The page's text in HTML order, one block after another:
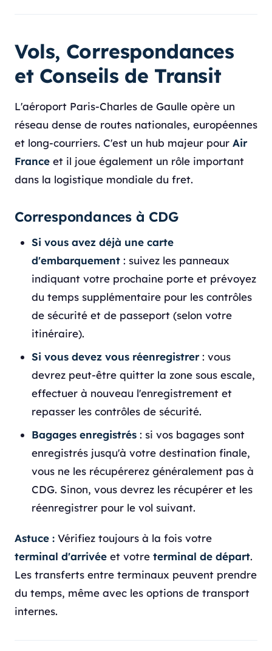
Vols, Correspondances
et Conseils de Transit
L'aéroport Paris-Charles de Gaulle opère un
réseau dense de routes nationales, européennes
et long-courriers. C'est un hub majeur pour Air
France et il joue également un rôle important
dans la logistique mondiale du fret.
Correspondances à CDG
Si vous avez déjà une carte
d'embarquement : suivez les panneaux
indiquant votre prochaine porte et prévoyez
du temps supplémentaire pour les contrôles
de sécurité et de passeport (selon votre
itinéraire).
Si vous devez vous réenregistrer: vous
devrez peut-être quitter la zone sous escale,
effectuer à nouveau l'enregistrement et
repasser les contrôles de sécurité.
Bagages enregistrés : si vos bagages sont
enregistrés jusqu'à votre destination finale,
vous ne les récupérerez généralement pas à
CDG. Sinon, vous devrez les récupérer et les
réenregistrer pour le vol suivant.
Astuce : Vérifiez toujours à la fois votre
terminal d'arrivée et votre terminal de départ.
Les transferts entre terminaux peuvent prendre
du temps, même avec les options de transport
internes.